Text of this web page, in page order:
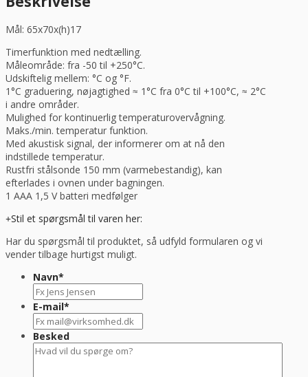
Mål: 65x70x(h)17
Timerfunktion med nedtælling.
Måleområde: fra -50 til +250°C.
Udskiftelig mellem: °C og °F.
1°C graduering, nøjagtighed ≈ 1°C fra 0°C til +100°C, ≈ 2°C
i andre områder.
Mulighed for kontinuerlig temperaturovervågning.
Maks./min. temperatur funktion.
Med akustisk signal, der informerer om at nå den
indstillede temperatur.
Rustfri stålsonde 150 mm (varmebestandig), kan
efterlades i ovnen under bagningen.
1 AAA 1,5 V batteri medfølger
Stil et spørgsmål til varen her:
Har du spørgsmål til produktet, så udfyld formularen og vi
vender tilbage hurtigst muligt.
Navn*
E-mail*
Besked